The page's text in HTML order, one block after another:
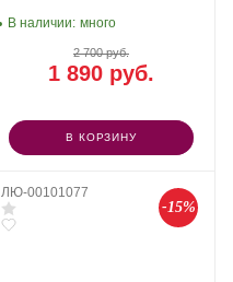
1 890 руб.
2 700 руб.
В наличии: много
В КОРЗИНУ
ЛЮ-00101077
-15%